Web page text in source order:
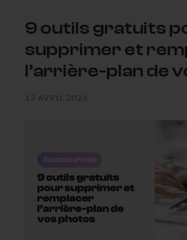
9 outils gratuits
supprimer et
l’arrière-plan de
13 AVRIL 2026